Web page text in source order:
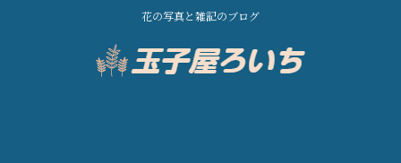
花の写真と雑記のブログ